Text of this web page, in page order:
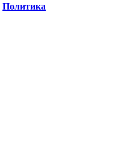
Политика